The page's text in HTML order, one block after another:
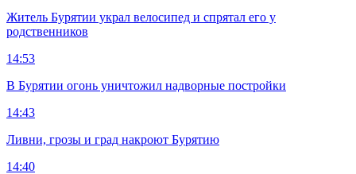
Житель Бурятии украл велосипед и спрятал его у
родственников
14:53
В Бурятии огонь уничтожил надворные постройки
14:43
Ливни, грозы и град накроют Бурятию
14:40